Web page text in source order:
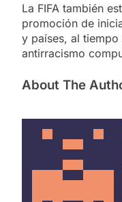
La FIFA también
promoción de
y países, al tiempo
antirracismo
About The